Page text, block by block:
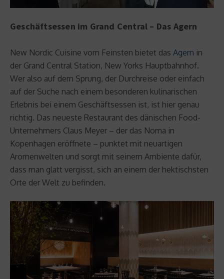
Geschäftsessen im Grand Central – Das Agern
New Nordic Cuisine vom Feinsten bietet das Agern in
der Grand Central Station, New Yorks Hauptbahnhof.
Wer also auf dem Sprung, der Durchreise oder einfach
auf der Suche nach einem besonderen kulinarischen
Erlebnis bei einem Geschäftsessen ist, ist hier genau
richtig. Das neueste Restaurant des dänischen Food-
Unternehmers Claus Meyer – der das Noma in
Kopenhagen eröffnete – punktet mit neuartigen
Aromenwelten und sorgt mit seinem Ambiente dafür,
dass man glatt vergisst, sich an einem der hektischsten
Orte der Welt zu befinden.